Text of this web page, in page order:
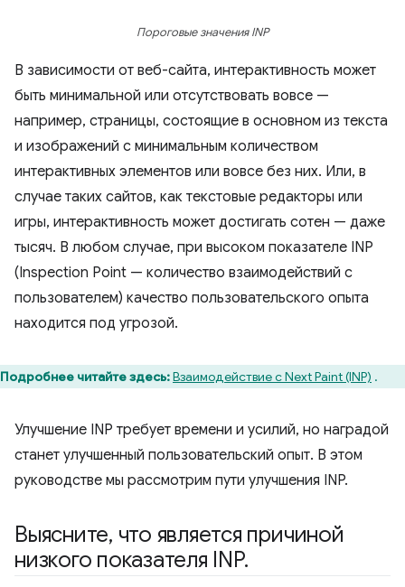
Пороговые значения INP
В зависимости от веб-сайта, интерактивность может
быть минимальной или отсутствовать вовсе —
например, страницы, состоящие в основном из текста
и изображений с минимальным количеством
интерактивных элементов или вовсе без них. Или, в
случае таких сайтов, как текстовые редакторы или
игры, интерактивность может достигать сотен — даже
тысяч. В любом случае, при высоком показателе INP
(Inspection Point — количество взаимодействий с
пользователем) качество пользовательского опыта
находится под угрозой.
Подробнее читайте здесь:Взаимодействие с Next Paint (INP) .
Улучшение INP требует времени и усилий, но наградой
станет улучшенный пользовательский опыт. В этом
руководстве мы рассмотрим пути улучшения INP.
Выясните, что является причиной
низкого показателя INP.